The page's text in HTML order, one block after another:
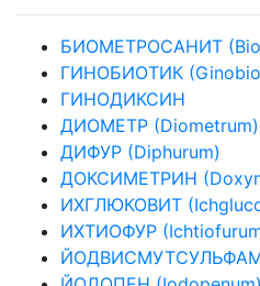
БИОМЕТРОСАНИТ
ГИНОБИОТИК
ГИНОДИКСИН
ДИОМЕТР (Diometrum)
ДИФУР (Diphurum)
ДОКСИМЕТРИН
ИХГЛЮКОВИТ
ИХТИОФУР